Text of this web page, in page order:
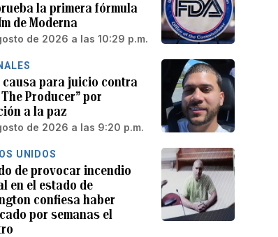
la primera fórmula
de Moderna
de 2026 a las 10:29 p.m.
causa para juicio contra
Producer” por
a la paz
de 2026 a las 9:20 p.m.
UNIDOS
de provocar incendio
en el estado de
confiesa haber
por semanas el